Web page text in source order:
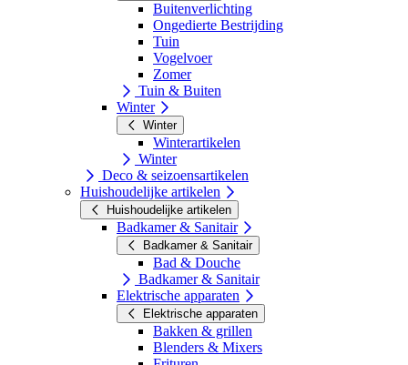
Buitenverlichting
Ongedierte Bestrijding
Tuin
Vogelvoer
Zomer
Tuin & Buiten
Winter
Winter
Winterartikelen
Winter
Deco & seizoensartikelen
Huishoudelijke artikelen
Huishoudelijke artikelen
Badkamer & Sanitair
Badkamer & Sanitair
Bad & Douche
Badkamer & Sanitair
Elektrische apparaten
Elektrische apparaten
Bakken & grillen
Blenders & Mixers